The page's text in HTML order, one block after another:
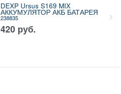
DEXP Ursus S169 MIX
АККУМУЛЯТОР АКБ БАТАРЕЯ
238835
420 руб.